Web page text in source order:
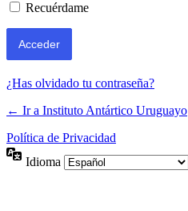
Recuérdame
¿Has olvidado tu contraseña?
← Ir a Instituto Antártico Uruguayo
Política de Privacidad
Idioma